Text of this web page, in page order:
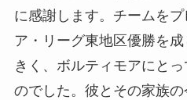
に感謝します。チームをプ
ア・リーグ東地区優勝を
きく、ボルティモアにと
のでした。彼とその家族